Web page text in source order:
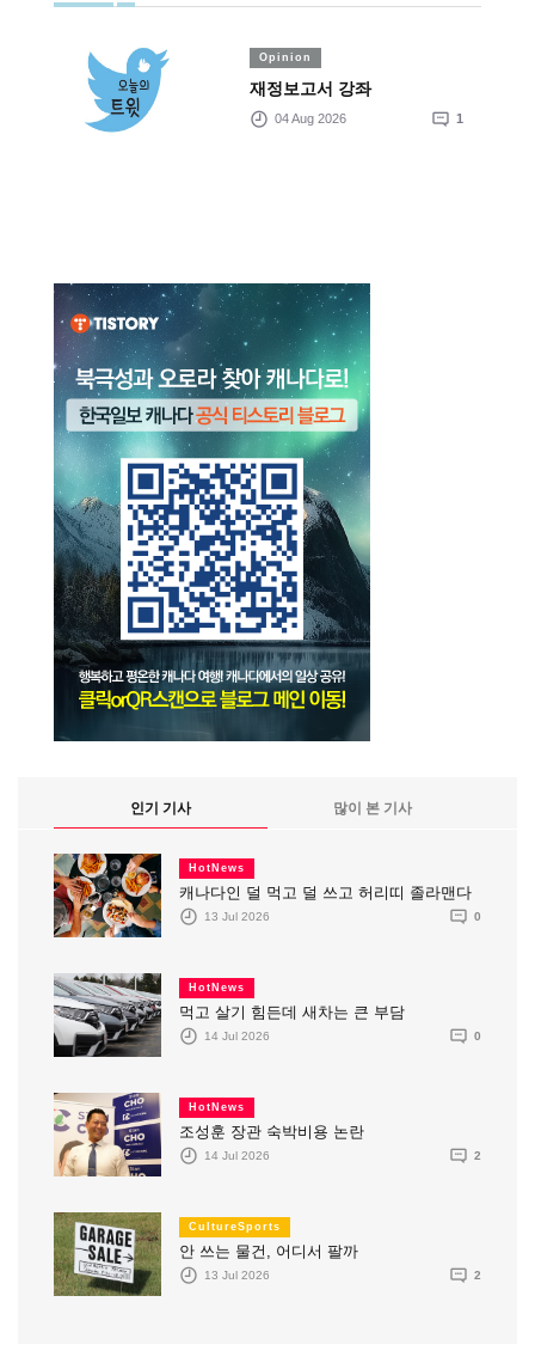
Opinion
재정보고서 강좌
04 Aug 2026 1
인기 기사 많이 본 기사
HotNews
캐나다인 덜 먹고 덜 쓰고 허리띠 졸라맨다
13 Jul 2026 0
HotNews
먹고 살기 힘든데 새차는 큰 부담
14 Jul 2026 0
HotNews
조성훈 장관 숙박비용 논란
14 Jul 2026 2
CultureSports
안 쓰는 물건, 어디서 팔까
13 Jul 2026 2